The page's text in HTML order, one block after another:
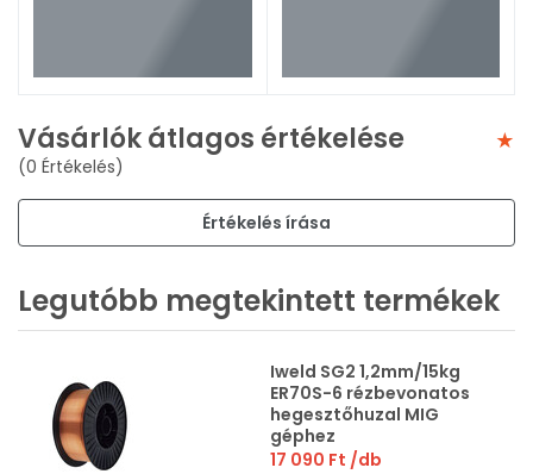
Vásárlók átlagos értékelése
(0 Értékelés)
Értékelés írása
Legutóbb megtekintett termékek
Iweld SG2 1,2mm/15kg
ER70S-6 rézbevonatos
hegesztőhuzal MIG
géphez
17 090 Ft /db